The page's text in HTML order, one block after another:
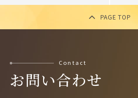
PAGE TOP
Contact
お問い合わせ